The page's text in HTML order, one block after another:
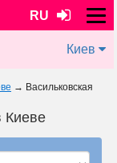
RU
Киев
→ Васильковская
Киеве